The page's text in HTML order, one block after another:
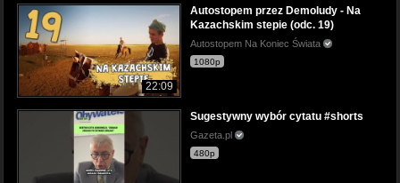
22:09
Autostopem przez Demoludy - Na
Kazachskim stepie (odc. 19)
Autostopem Na Koniec Świata
1080p
Sugestywny wybór cytatu #shorts
Gazeta.pl
480p